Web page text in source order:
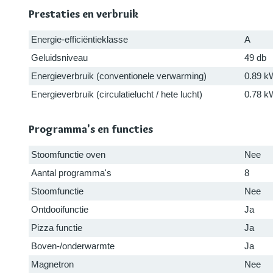
Prestaties en verbruik
Energie-efficiëntieklasse
A
Geluidsniveau
49 db
Energieverbruik (conventionele verwarming)
0.89
Energieverbruik (circulatielucht / hete lucht)
0.78
Programma's en functies
Stoomfunctie oven
Nee
Aantal programma's
8
Stoomfunctie
Nee
Ontdooifunctie
Ja
Pizza functie
Ja
Boven-/onderwarmte
Ja
Magnetron
Nee